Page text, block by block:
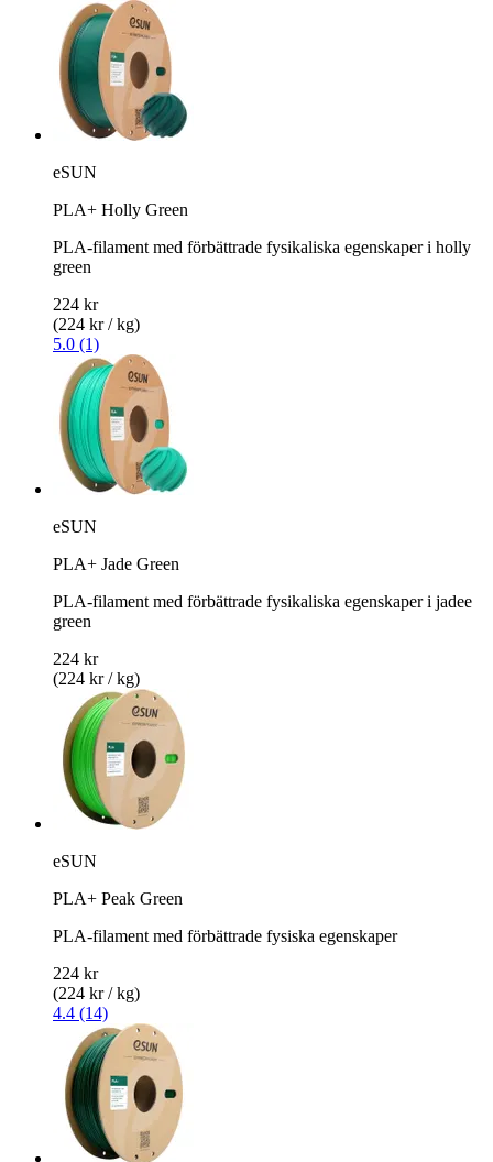
eSUN
PLA+ Holly Green
PLA-filament med förbättrade fysikaliska egenskaper i holly
green
224 kr
(224 kr / kg)
5.0 (1)
eSUN
PLA+ Jade Green
PLA-filament med förbättrade fysikaliska egenskaper i jadee
green
224 kr
(224 kr / kg)
eSUN
PLA+ Peak Green
PLA-filament med förbättrade fysiska egenskaper
224 kr
(224 kr / kg)
4.4 (14)